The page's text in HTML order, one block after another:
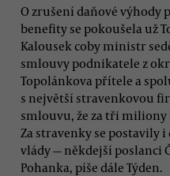
O zrušení daňové výhody
benefity se pokoušela už
Kalousek coby ministr
smlouvy podnikatele z
Topolánkova přítele a
s největší stravenkovou
smlouvu, že za tři
Za stravenky se postavily
vlády — někdejší poslanci
Pohanka, píše dále Týden.